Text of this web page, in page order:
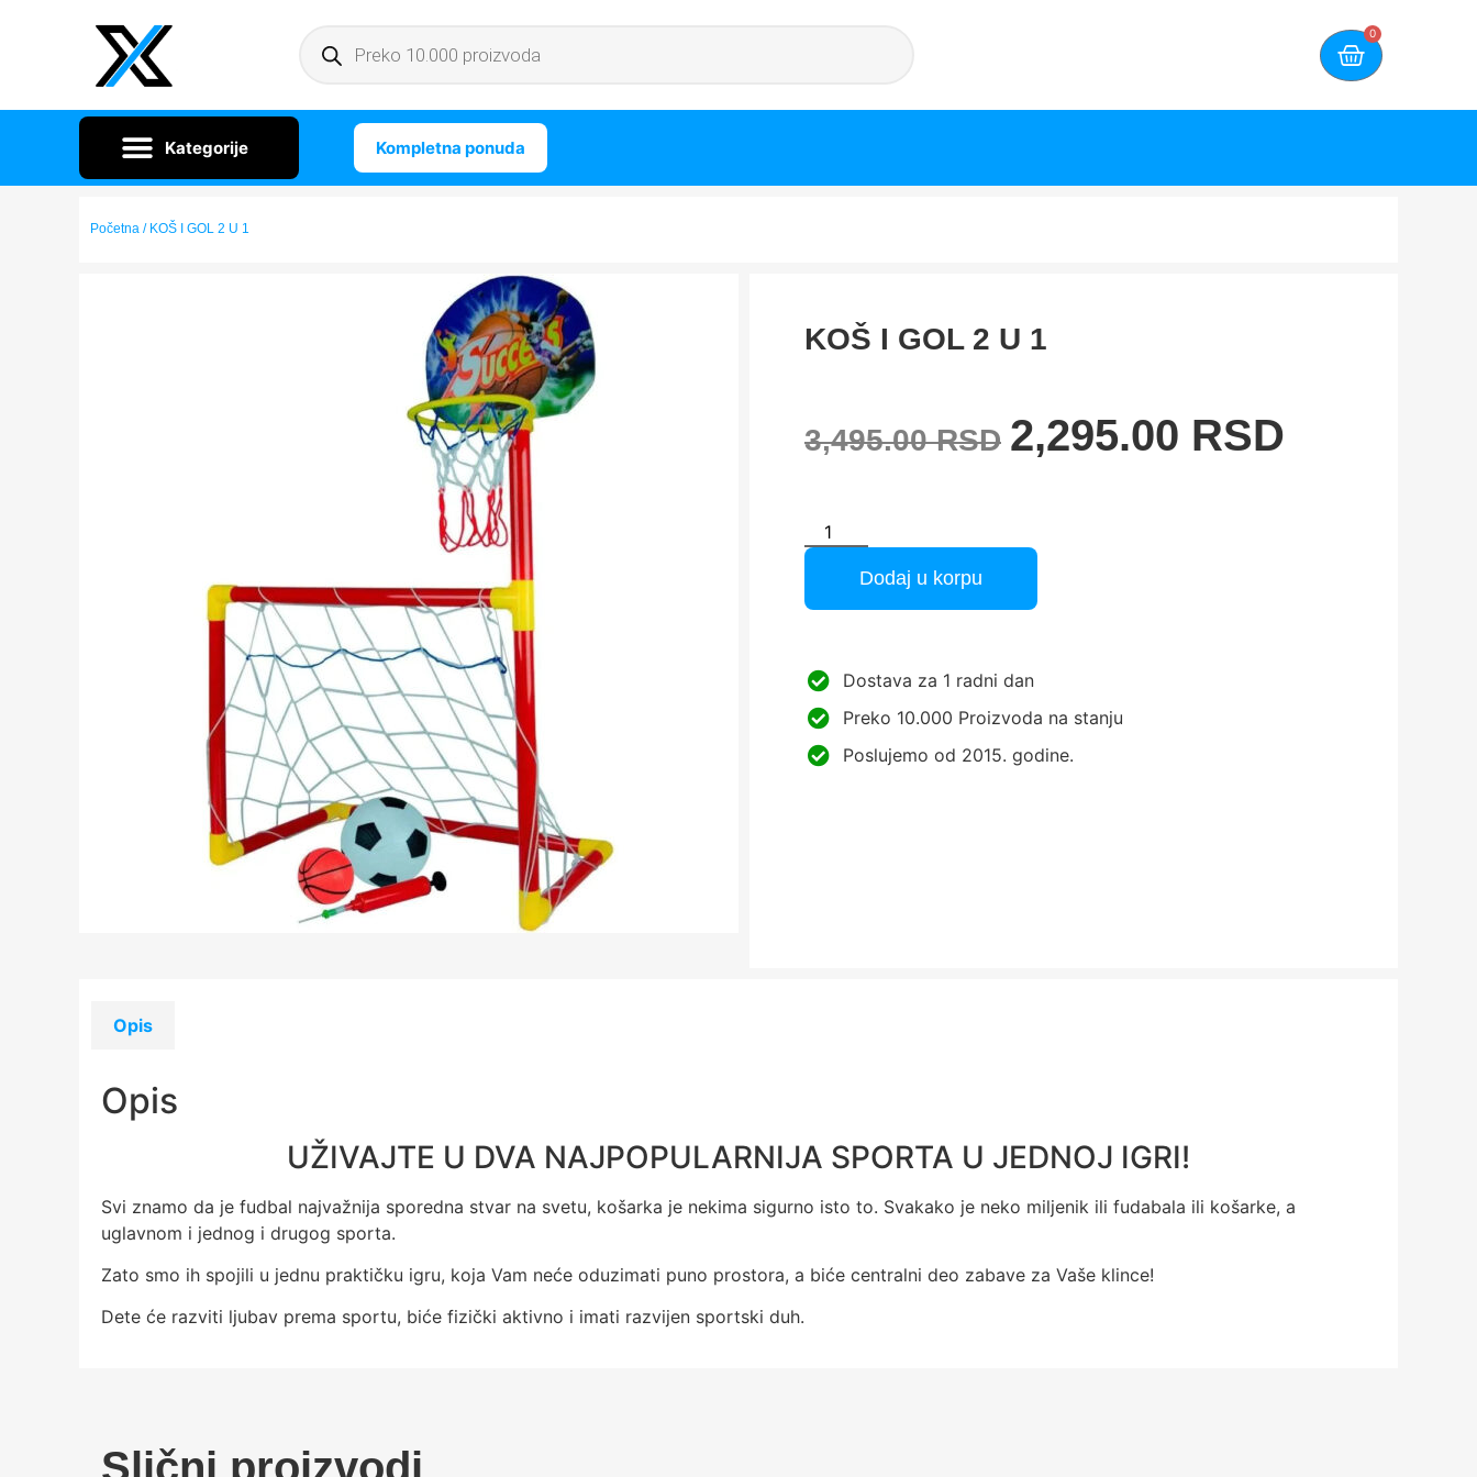
0
Kompletna ponuda
Početna / KOŠ I GOL 2 U 1
KOŠ I GOL 2 U 1
3,495.00RSD 2,295.00 RSD
Dodaj u korpu
Dostava za 1 radni dan
Preko 10.000 Proizvoda na stanju
Poslujemo od 2015. godine.
Opis
Opis
UŽIVAJTE U DVA NAJPOPULARNIJA SPORTA U JEDNOJ IGRI!
Svi znamo da je fudbal najvažnija sporedna stvar na svetu, košarka je nekima sigurno isto to. Svakako je neko miljenik ili fudabala ili košarke, a
uglavnom i jednog i drugog sporta.
Zato smo ih spojili u jednu praktičku igru, koja Vam neće oduzimati puno prostora, a biće centralni deo zabave za Vaše klince!
Dete će razviti ljubav prema sportu, biće fizički aktivno i imati razvijen sportski duh.
Slični proizvodi